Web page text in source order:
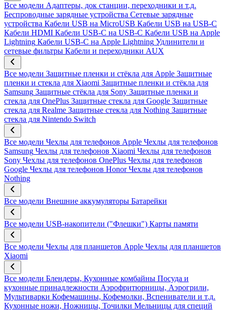
Все модели Адаптеры, док станции, переходники и т.д.
Беспроводные зарядные устройства Сетевые зарядные
устройства Кабели USB на MicroUSB Кабели USB на USB-C
Кабели HDMI Кабели USB-C на USB-C Кабели USB на Apple
Lightning Кабели USB-C на Apple Lightning Удлинители и
сетевые фильтры Кабели и переходники AUX
Все модели Защитные пленки и стёкла для Apple Защитные
пленки и стекла для Xiaomi Защитные пленки и стёкла для
Samsung Защитные стёкла для Sony Защитные пленки и
стекла для OnePlus Защитные стекла для Google Защитные
стекла для Realme Защитные стекла для Nothing Защитные
стекла для Nintendo Switch
Все модели Чехлы для телефонов Apple Чехлы для телефонов
Samsung Чехлы для телефонов Xiaomi Чехлы для телефонов
Sony Чехлы для телефонов OnePlus Чехлы для телефонов
Google Чехлы для телефонов Honor Чехлы для телефонов
Nothing
Все модели Внешние аккумуляторы Батарейки
Все модели USB-накопители ("Флешки") Карты памяти
Все модели Чехлы для планшетов Apple Чехлы для планшетов
Xiaomi
Все модели Блендеры, Кухонные комбайны Посуда и
кухонные принадлежности Аэрофритюрницы, Аэрогрили,
Мультиварки Кофемашины, Кофемолки, Вспениватели и т.д.
Кухонные ножи, Ножницы, Точилки Мельницы для специй